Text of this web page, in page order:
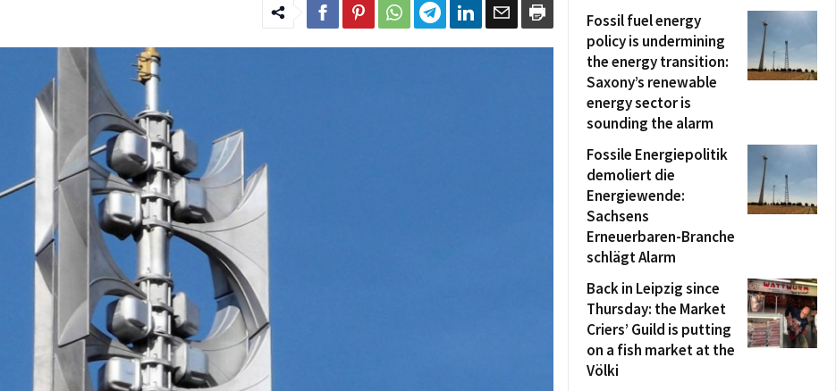
Fossil fuel energy
policy is undermining
the energy transition:
Saxony’s renewable
energy sector is
sounding the alarm
Fossile Energiepolitik
demoliert die
Energiewende:
Sachsens
Erneuerbaren-Branche
schlägt Alarm
Back in Leipzig since
Thursday: the Market
Criers’ Guild is putting
on a fish market at the
Völki